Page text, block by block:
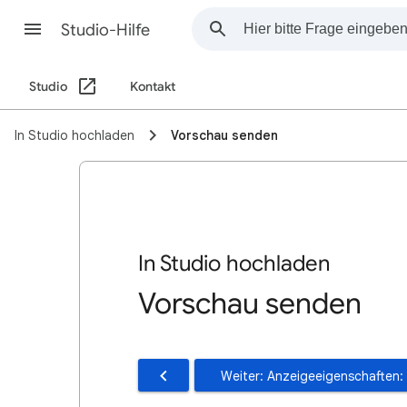
Studio-Hilfe
Studio Kontakt
In Studio hochladen Vorschau senden
In Studio hochladen
Vorschau senden
Weiter: Anzeigeeigenschaften: